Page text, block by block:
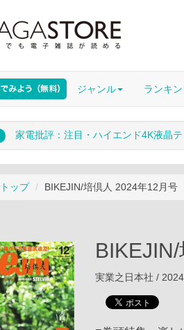
ジャンル ランキ
家電批評：注目・ハイエンド4K液晶
ップ BIKEJIN/培倶人 2024年12月号
実業之日本社 /